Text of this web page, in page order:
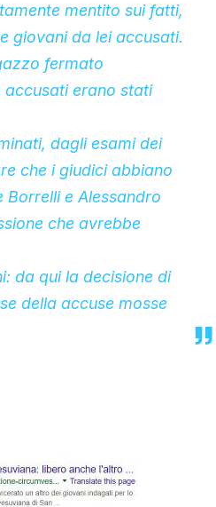
mentito sui fatti,
giovani da lei accusati.
fermato
accusati erano stati
dagli esami dei
che i giudici abbiano
Borrelli e Alessandro
che avrebbe
da qui la decisione di
della accuse mosse